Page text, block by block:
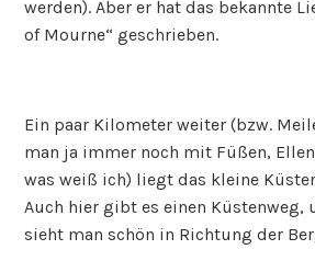
werden). Aber er hat das bekannte
of Mourne“ geschrieben.
Ein paar Kilometer weiter (bzw.
man ja immer noch mit Füßen,
was weiß ich) liegt das kleine
Auch hier gibt es einen Küstenweg,
sieht man schön in Richtung der